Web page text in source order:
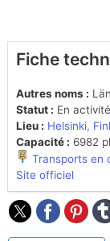
Fiche
Autres noms :
Statut : En activité
Lieu : Helsinki,
Capacité : 6982
Transports en
Site officiel